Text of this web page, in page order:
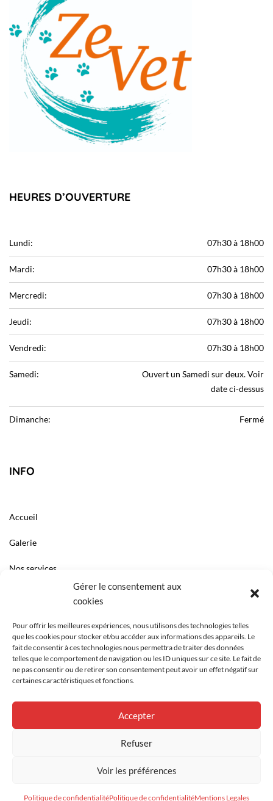
Gérer le consentement aux
cookies
Pour offrir les meilleures expériences, nous utilisons des technologies telles
que les cookies pour stocker et/ou accéder aux informations des appareils. Le
fait de consentir à ces technologies nous permettra de traiter des données
telles que le comportement de navigation ou les ID uniques sur ce site. Le fait de
ne pas consentir ou de retirer son consentement peut avoir un effet négatif sur
certaines caractéristiques et fonctions.
Accepter
Refuser
Voir les préférences
Politique de confidentialitéPolitique de confidentialitéMentions Legales
HEURES D’OUVERTURE
Lundi: 07h30 à 18h00
Mardi: 07h30 à 18h00
Mercredi: 07h30 à 18h00
Jeudi: 07h30 à 18h00
Vendredi: 07h30 à 18h00
Samedi:
Ouvert un Samedi sur deux. Voir
date ci-dessus
Dimanche: Fermé
INFO
Accueil
Galerie
Nos services
Notre équipe
Zevet SA © Copyright 2018. Powered by C-SERVICE